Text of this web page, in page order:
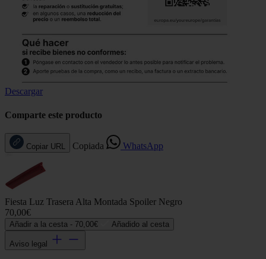
Descargar
Comparte este producto
Copiar URL Copiada WhatsApp
Fiesta Luz Trasera Alta Montada Spoiler Negro
70,00€
Añadir a la cesta - 70,00€ Añadido al cesta
Aviso legal